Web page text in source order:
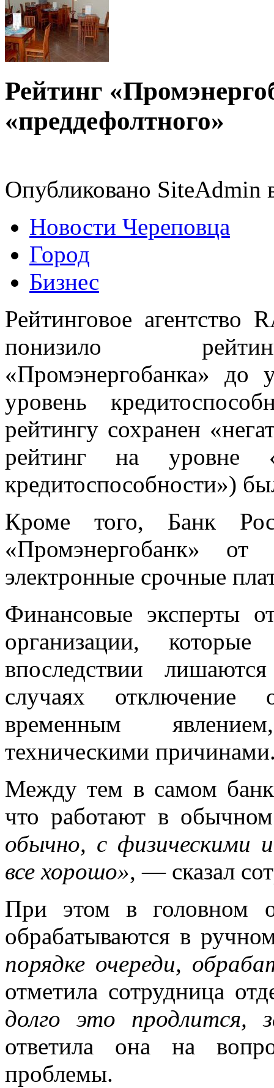
Рейтинг
«преддефолтного»
Опубликовано SiteAdmin
Новости Череповца
Город
Бизнес
Рейтинговое
понизило
«Промэнергобанка» до
уровень
рейтингу сохранен
рейтинг на уровне
кредитоспособности»)
Кроме того, Банк
«Промэнергобанк» от
электронные срочные
Финансовые эксперты
организации,
впоследствии
случаях отключение
временным
техническими
Между тем в самом
что работают в
обычно, с физическими
все хорошо», — сказал
При этом в головном
обрабатываются в
порядке очереди,
отметила сотрудница
долго это продлится,
ответила она на
проблемы.